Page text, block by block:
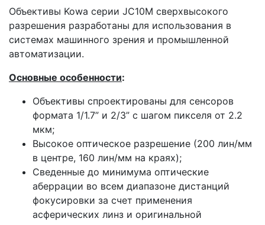
Объективы Kowa серии JC10M сверхвысокого
разрешения разработаны для использования в
системах машинного зрения и промышленной
автоматизации.
Основные особенности:
Объективы спроектированы для сенсоров
формата 1/1.7” и 2/3” с шагом пикселя от 2.2
мкм;
Высокое оптическое разрешение (200 лин/мм
в центре, 160 лин/мм на краях);
Сведенные до минимума оптические
аберрации во всем диапазоне дистанций
фокусировки за счет применения
асферических линз и оригинальной